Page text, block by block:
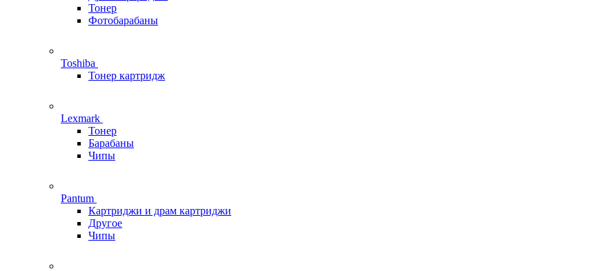
Тонер
Фотобарабаны
Toshiba
Тонер картридж
Lexmark
Тонер
Барабаны
Чипы
Pantum
Картриджи и драм картриджи
Другое
Чипы